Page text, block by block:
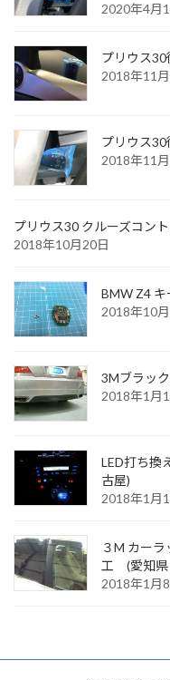
2020年4月
プリウス30
2018年11
プリウス
2018年11
プリウス30 クルーズコン
2018年10月20日
BMW Z4 キ
2018年10
3Mブラッ
2018年1月
LED打ち換
古屋)
2018年1月
３M カー
工 (愛知県
2018年1月